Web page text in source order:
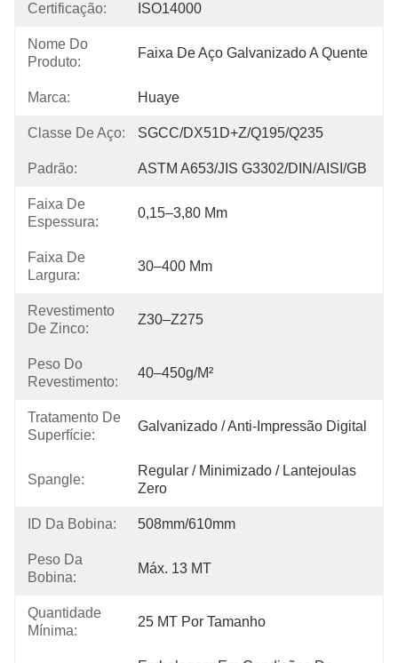
Certificação: ISO14000
Nome Do
Produto:
Faixa De Aço Galvanizado A Quente
Marca: Huaye
Classe De Aço: SGCC/DX51D+Z/Q195/Q235
Padrão: ASTM A653/JIS G3302/DIN/AISI/GB
Faixa De
Espessura:
0,15–3,80 Mm
Faixa De
Largura:
30–400 Mm
Revestimento
De Zinco:
Z30–Z275
Peso Do
Revestimento:
40–450g/m²
Tratamento De
Superfície:
Galvanizado / Anti-Impressão Digital
Spangle:
Regular / Minimizado / Lantejoulas
Zero
ID Da Bobina: 508mm/610mm
Peso Da
Bobina:
Máx. 13 MT
Quantidade
Mínima:
25 MT Por Tamanho